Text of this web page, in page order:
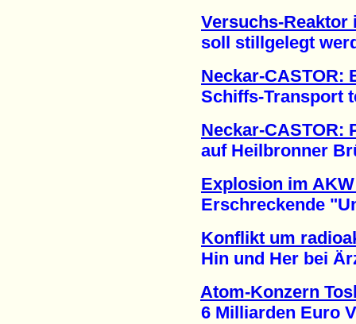
Versuchs-Reaktor
soll stillgelegt
Neckar-CASTOR:
Schiffs-Transport
Neckar-CASTOR:
auf Heilbronner
Explosion im
Erschreckende
Konflikt um
Hin und Her bei
Atom-Konzern
6 Milliarden Euro